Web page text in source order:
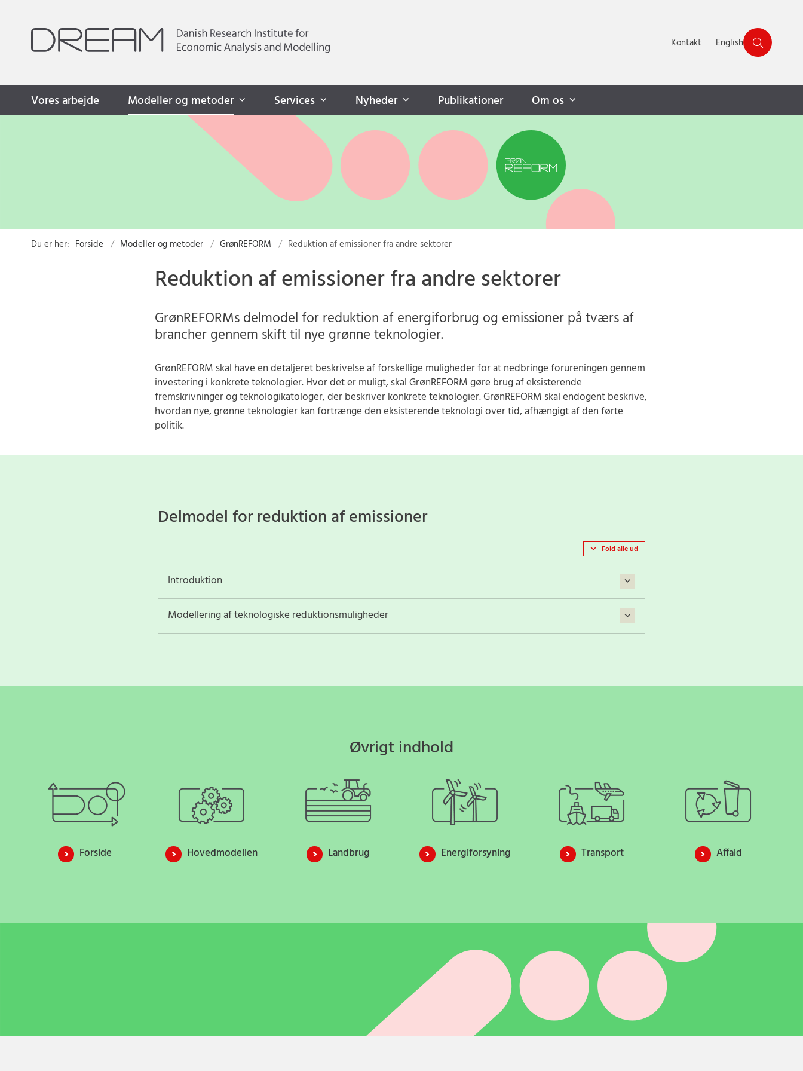
Kontakt English
Vores arbejde Modeller og metoder Services Nyheder Publikationer Om os
Du er her: Forside Modeller og metoder GrønREFORM Reduktion af emissioner fra andre sektorer
Reduktion af emissioner fra andre sektorer
GrønREFORMs delmodel for reduktion af energiforbrug og emissioner på tværs af
brancher gennem skift til nye grønne teknologier.
GrønREFORM skal have en detaljeret beskrivelse af forskellige muligheder for at nedbringe forureningen gennem
investering i konkrete teknologier. Hvor det er muligt, skal GrønREFORM gøre brug af eksisterende
fremskrivninger og teknologikatologer, der beskriver konkrete teknologier. GrønREFORM skal endogent beskrive,
hvordan nye, grønne teknologier kan fortrænge den eksisterende teknologi over tid, afhængigt af den førte
politik.
Delmodel for reduktion af emissioner
Fold alle ud
Introduktion
Modellering af teknologiske reduktionsmuligheder
Øvrigt indhold
Forside Hovedmodellen Landbrug Energiforsyning Transport Affald